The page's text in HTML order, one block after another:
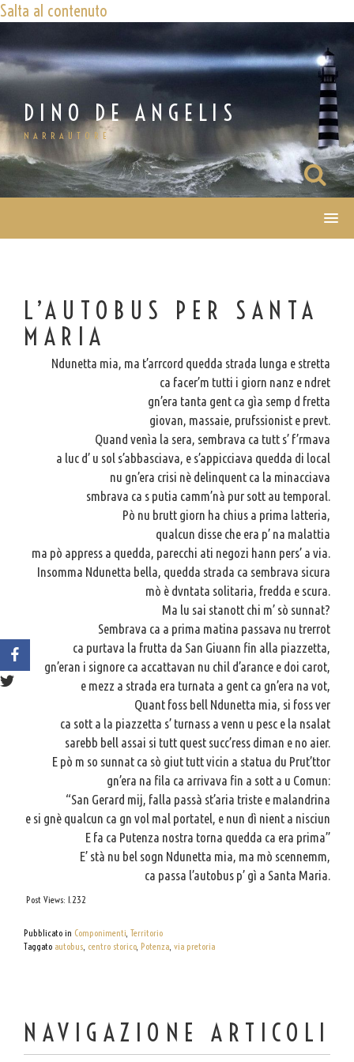
Salta al contenuto
DINO DE ANGELIS
NARRAUTORE
L’AUTOBUS PER SANTA
MARIA
Ndunetta mia, ma t’arrcord quedda strada lunga e stretta
ca facer’m tutti i giorn nanz e ndret
gn’era tanta gent ca gìa semp d fretta
giovan, massaie, prufssionist e prevt.
Quand venìa la sera, sembrava ca tutt s’ f’rmava
a luc d’ u sol s’abbasciava, e s’appicciava quedda di local
nu gn’era crisi nè delinquent ca la minacciava
smbrava ca s putia camm’nà pur sott au temporal.
Pò nu brutt giorn ha chius a prima latteria,
qualcun disse che era p’ na malattia
ma pò appress a quedda, parecchi ati negozi hann pers’ a via.
Insomma Ndunetta bella, quedda strada ca sembrava sicura
mò è dvntata solitaria, fredda e scura.
Ma lu sai stanott chi m’ sò sunnat?
Sembrava ca a prima matina passava nu trerrot
ca purtava la frutta da San Giuann fin alla piazzetta,
gn’eran i signore ca accattavan nu chil d’arance e doi carot,
e mezz a strada era turnata a gent ca gn’era na vot,
Quant foss bell Ndunetta mia, si foss ver
ca sott a la piazzetta s’ turnass a venn u pesc e la nsalat
sarebb bell assai si tutt quest succ’ress diman e no aier.
E pò m so sunnat ca sò giut tutt vicin a statua du Prut’ttor
gn’era na fila ca arrivava fin a sott a u Comun:
“San Gerard mij, falla passà st’aria triste e malandrina
e si gnè qualcun ca gn vol mal portatel, e nun dì nient a nisciun
E fa ca Putenza nostra torna quedda ca era prima”
E’ stà nu bel sogn Ndunetta mia, ma mò scennemm,
ca passa l’autobus p’ gì a Santa Maria.
Post Views: 1.232
Pubblicato in Componimenti, Territorio
Taggato autobus, centro storico, Potenza, via pretoria
NAVIGAZIONE ARTICOLI